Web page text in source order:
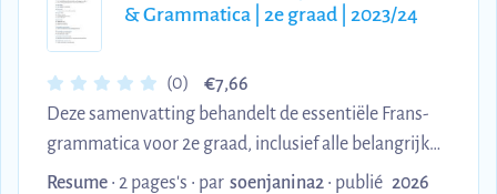
& Grammatica | 2e graad | 2023/24
(0) €7,66
Deze samenvatting behandelt de essentiële Frans-
grammatica voor 2e graad, inclusief alle belangrijke
werkwoorden, tijden en grammaticale structuren.
Resume • 2 pages's • par soenjanina2 • publié 2026